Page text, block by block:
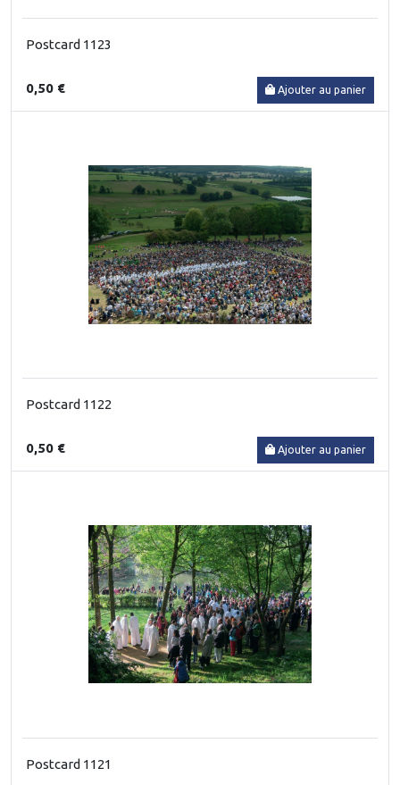
Postcard 1123
0,50 € Ajouter au panier
Postcard 1122
0,50 € Ajouter au panier
Postcard 1121